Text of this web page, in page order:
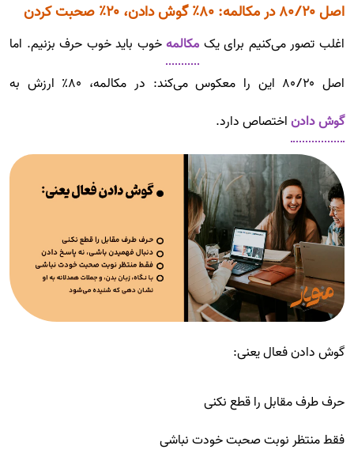
اصل ۸۰/۲۰ در مکالمه: ۸۰٪ گوش دادن، ۲۰٪ صحبت کردن
اغلب تصور می‌کنیم برای یک مکالمهخوب باید خوب حرف بزنیم. اما
اصل ۸۰/۲۰ این را معکوس می‌کند: در مکالمه، ۸۰٪ ارزش به
گوش دادناختصاص دارد.
گوش دادن فعال یعنی:
حرف طرف مقابل را قطع نکنی
فقط منتظر نوبت صحبت خودت نباشی